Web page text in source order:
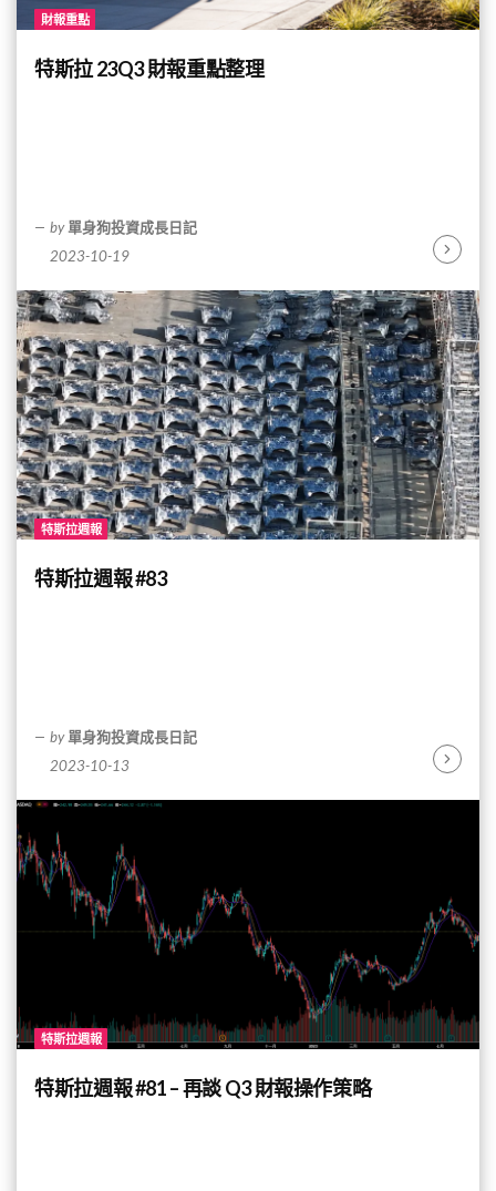
財報重點
特斯拉 23Q3 財報重點整理
by 單身狗投資成長日記
2023-10-19
特斯拉週報
特斯拉週報 #83
by 單身狗投資成長日記
2023-10-13
特斯拉週報
特斯拉週報 #81 – 再談 Q3 財報操作策略